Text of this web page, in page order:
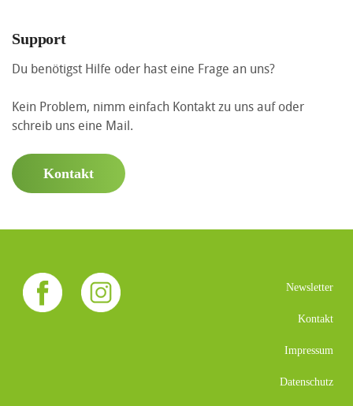
Support
Du benötigst Hilfe oder hast eine Frage an uns?
Kein Problem, nimm einfach Kontakt zu uns auf oder
schreib uns eine Mail.
Kontakt
Newsletter
Kontakt
Impressum
Datenschutz